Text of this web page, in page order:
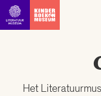
Ga direct naar inhoud
Het